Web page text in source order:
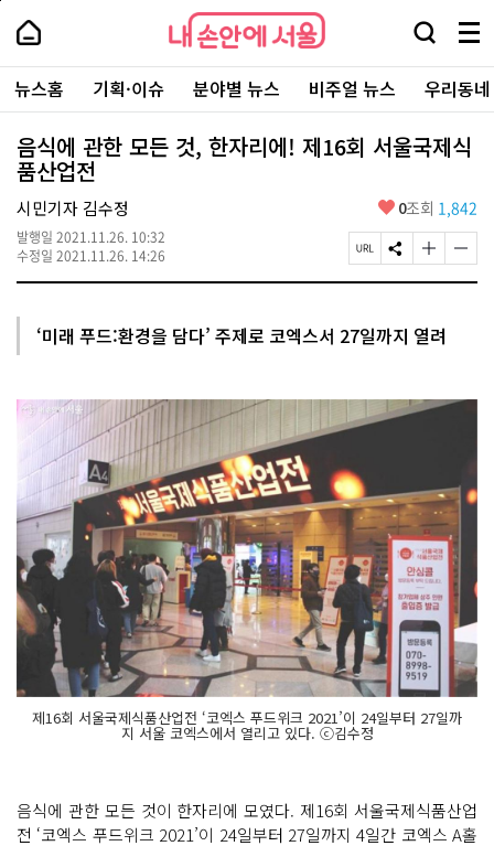
본
로
가
내
손
안
에
서
울
-
서
울
시
대
표
소
통
포
내
손
에
울
검
창
열
기
메
뉴
전
체
보
기
주
요
서
뉴스홈 기획·이슈 분야별 뉴스 비주얼 뉴스 우리동
음식에 관한 모든 것, 한자리에! 제16회 서울국제식
품산업전
시민기자 김수정
발행일 2021.11.26. 10:32
수정일 2021.11.26. 14:26
좋
요
0조회 1,842
페
이
R
L
S
N
유
하
글
자
크
게
하
글
자
하
‘미래 푸드:환경을 담다’ 주제로 코엑스서 27일까지 열려
제16회 서울국제식품산업전 ‘코엑스 푸드위크 2021’이 24일부터 27일까
지 서울 코엑스에서 열리고 있다. ⓒ김수정
음식에 관한 모든 것이 한자리에 모였다. 제16회 서울국제식품산업
전 ‘코엑스 푸드위크 2021’이 24일부터 27일까지 4일간 코엑스 A홀
페
상
단
로